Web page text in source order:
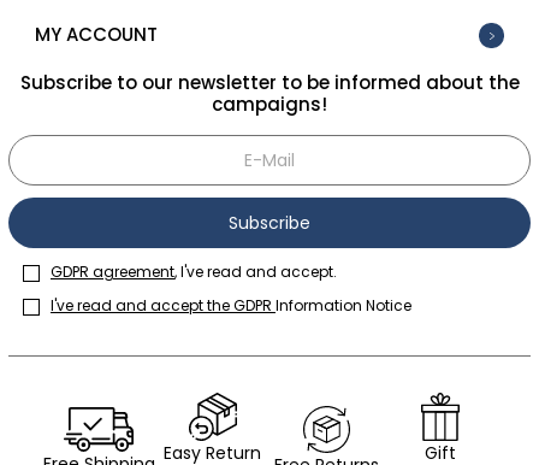
MY ACCOUNT
Subscribe to our newsletter to be informed about the
campaigns!
Subscribe
GDPR agreement, I've read and accept.
I've read and accept the GDPR Information Notice
Easy Return Gift